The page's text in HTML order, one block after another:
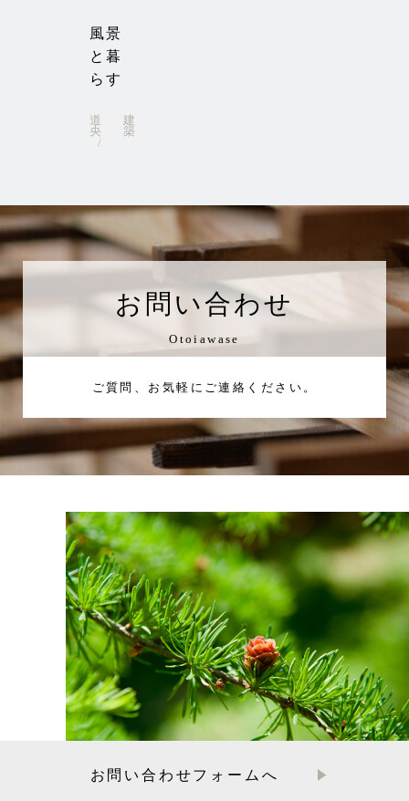
風景
と暮
らす
道
央
建
築
お問い合わせ
Otoiawase
ご質問、お気軽にご連絡ください。
お問い合わせフォームへ